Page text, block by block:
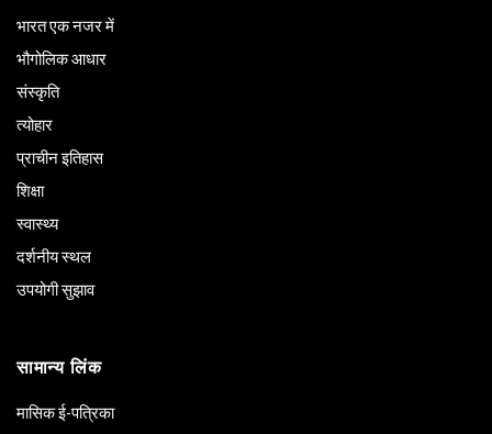
भारत एक नजर में
भौगोलिक आधार
संस्कृति
त्योहार
प्राचीन इतिहास
शिक्षा
स्वास्थ्य
दर्शनीय स्थल
उपयोगी सुझाव
सामान्य लिंक
मासिक ई-पत्रिका